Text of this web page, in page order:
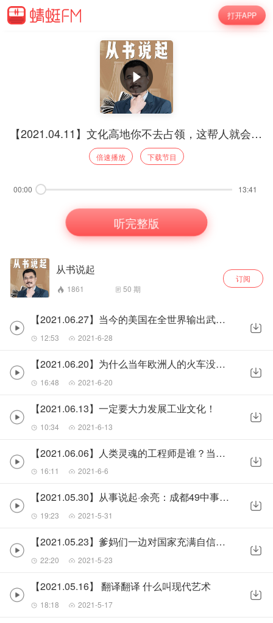
打开APP
【2021.04.11】文化高地你不去占领，这帮人就会趁虚而入【从书说起·文化冷战2】
倍速播放 下载节目
00:00 13:41
听完整版
从书说起
1861 50 期
订阅
【2021.06.27】当今的美国在全世界输出武力和意识形态，这种模式是不可取并终将维持不下去的
12:53 2021-6-28
【2021.06.20】为什么当年欧洲人的火车没有厕所，美国人的却有？
16:48 2021-6-20
【2021.06.13】一定要大力发展工业文化！
10:34 2021-6-13
【2021.06.06】人类灵魂的工程师是谁？当然就是工程师了！
16:11 2021-6-6
【2021.05.30】从事说起·余亮：成都49中事件过去了，下一次还有多远？
19:23 2021-5-31
【2021.05.23】爹妈们一边对国家充满自信一边对自己充满忧虑
22:20 2021-5-23
【2021.05.16】 翻译翻译 什么叫现代艺术
18:18 2021-5-17